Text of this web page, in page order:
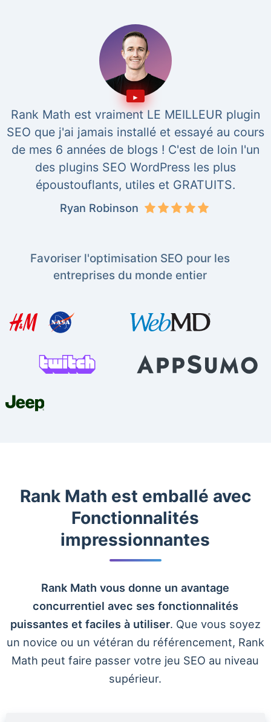
Rank Math est vraiment LE MEILLEUR plugin
SEO que j'ai jamais installé et essayé au cours
de mes 6 années de blogs ! C'est de loin l'un
des plugins SEO WordPress les plus
époustouflants, utiles et GRATUITS.
Ryan Robinson
Favoriser l'optimisation SEO pour les
entreprises du monde entier
Rank Math est emballé avec
Fonctionnalités
impressionnantes
Rank Math vous donne un avantage
concurrentiel avec ses fonctionnalités
puissantes et faciles à utiliser. Que vous soyez
un novice ou un vétéran du référencement, Rank
Math peut faire passer votre jeu SEO au niveau
supérieur.